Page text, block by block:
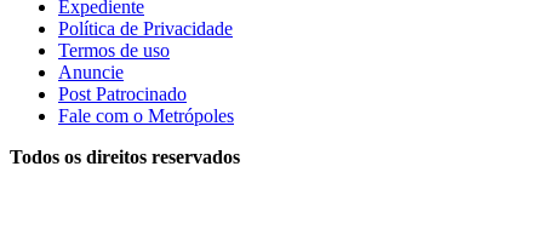
Expediente
Política de Privacidade
Termos de uso
Anuncie
Post Patrocinado
Fale com o Metrópoles
Todos os direitos reservados